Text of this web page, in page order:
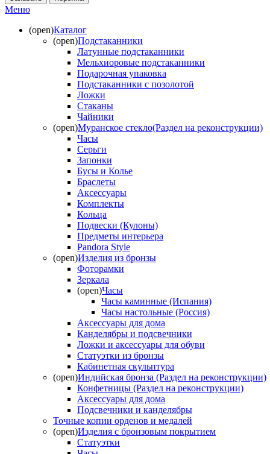
Меню
(open)Каталог
(open)Подстаканники
Латунные подстаканники
Мельхиоровые подстаканники
Подарочная упаковка
Подстаканники с позолотой
Ложки
Стаканы
Чайники
(open)Муранское стекло(Раздел на реконструкции)
Часы
Серьги
Запонки
Бусы и Колье
Браслеты
Аксессуары
Комплекты
Кольца
Подвески (Кулоны)
Предметы интерьера
Pandora Style
(open)Изделия из бронзы
Фоторамки
Зеркала
(open)Часы
Часы каминные (Испания)
Часы настольные (Россия)
Аксессуары для дома
Канделябры и подсвечники
Ложки и аксессуары для обуви
Статуэтки из бронзы
Кабинетная скульптура
(open)Индийская бронза (Раздел на реконструкции)
Конфетницы (Раздел на реконструкции)
Аксессуары для дома
Подсвечники и канделябры
Точные копии орденов и медалей
(open)Изделия с бронзовым покрытием
Статуэтки